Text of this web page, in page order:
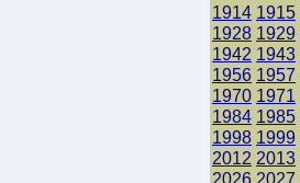
1914 1915
1928 1929
1942 1943
1956 1957
1970 1971
1984 1985
1998 1999
2012 2013
2026 2027